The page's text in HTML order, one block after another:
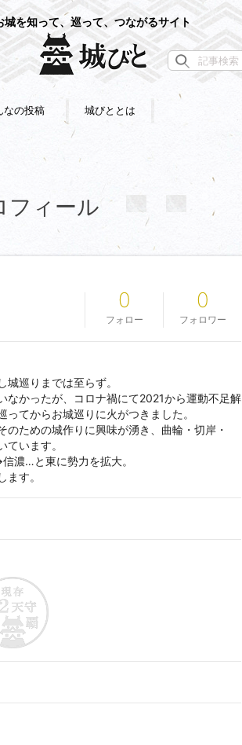
城を知って、巡って、つながるサイト
なの投稿 城びととは
フィール
0
フォロー
0
フォロワー
巡りまでは至らず。
なかったが、コロナ禍にて2021から運動不足解
てからお城巡りに火がつきました。
ための城作りに興味が湧き、曲輪・切岸・
います。
…と東に勢力を拡大。
す。